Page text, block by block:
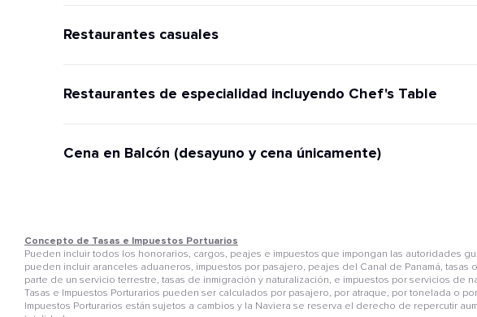
Restaurantes casuales
Restaurantes de especialidad incluyendo Chef's Table
Cena en Balcón (desayuno y cena únicamente)
Concepto de Tasas e Impuestos Portuarios
Pueden incluir todos los honorarios, cargos, peajes e impuestos que impongan las autoridades
pueden incluir aranceles aduaneros, impuestos por pasajero, peajes del Canal de Panamá,
parte de un servicio terrestre, tasas de inmigración y naturalización, e impuestos por servicios
Tasas e Impuestos Porturarios pueden ser calculados por pasajero, por atraque, por tonelada o
Impuestos Porturarios están sujetos a cambios y la Naviera se reserva el derecho de repercutir